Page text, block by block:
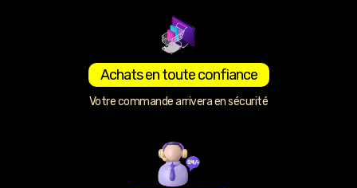
Achats en toute confiance
Votre commande arrivera en sécurité